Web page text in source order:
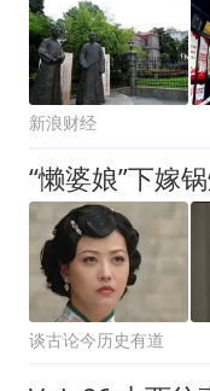
新浪财经
谈古论今历史有道